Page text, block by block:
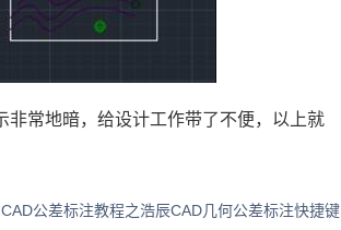
非常地暗，给设计工作带了不便，以上就
公差标注教程之浩辰CAD几何公差标注快捷键